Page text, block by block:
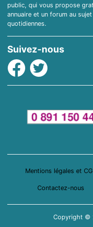
public, qui vous propose
annuaire et un forum au
quotidiennes.
Suivez-nous
Facebook
Twitter
Mentions légales et
Contactez-nous
Copyright ©